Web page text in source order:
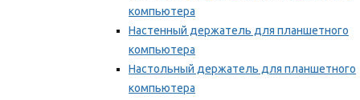
компьютера
Настенный держатель для планшетного
компьютера
Настольный держатель для планшетного
компьютера